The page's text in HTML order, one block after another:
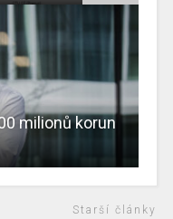
milionů korun
Starší články